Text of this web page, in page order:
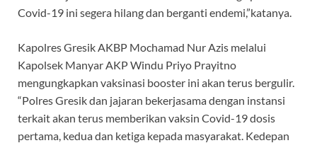
Covid-19 ini segera hilang dan berganti endemi,”katanya.
Kapolres Gresik AKBP Mochamad Nur Azis melalui
Kapolsek Manyar AKP Windu Priyo Prayitno
mengungkapkan vaksinasi booster ini akan terus bergulir.
“Polres Gresik dan jajaran bekerjasama dengan instansi
terkait akan terus memberikan vaksin Covid-19 dosis
pertama, kedua dan ketiga kepada masyarakat. Kedepan